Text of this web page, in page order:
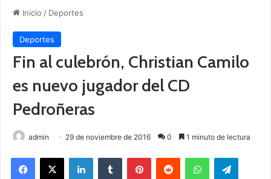
Inicio / Deportes
Deportes
Fin al culebrón, Christian Camilo
es nuevo jugador del CD
Pedroñeras
admin 29 de noviembre de 2016 0 1 minuto de lectura